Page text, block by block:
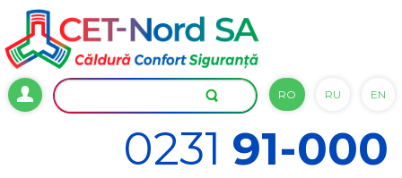
RO RU EN
0231 91-000